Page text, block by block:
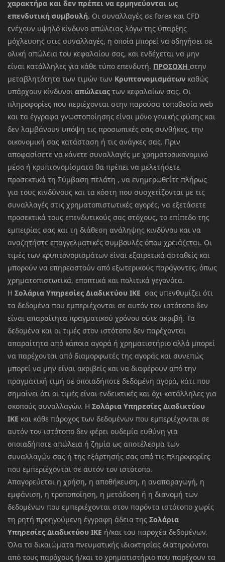
χαρακτήρα και δεν πρέπει να ερμηνεύονται ως
επενδυτική συμβουλή. Οι συναλλαγές σε forex και CFD
ενέχουν υψηλό κίνδυνο απώλειας λόγω της ύπαρξης
μόχλευσης στις συναλλαγές, η οποία μπορεί να οδηγήσει σε
ολική απώλεια του κεφαλαίου σας, και ενδέχεται να μην
είναι κατάλληλες για κάθε τύπο επενδυτή. ΠΡΟΣΟΧΗ στην
μεταβλητότητα των τιμών των Κρυπτονομισμάτων καθώς
υπάρχουν κίνδυνοι απώλειας των κεφαλαίων σας. Οι
πληροφορίες που περιέχονται στην παρούσα τοποθεσία web
και τα έγγραφα γνωστοποίησης είναι μόνο γενικής φύσης και
δεν λαμβάνουν υπόψη τις προσωπικές σας συνθήκες, την
οικονομική σας κατάσταση ή τις ανάγκες σας. Πριν
αποφασίσετε να κάνετε συναλλαγές με χρηματοοικονομικό
μέσο ή κρυπτονομίσματα θα πρέπει να μελετήσετε
προσεκτικά τη Σύμβαση πελάτη , να ενημερωθείτε πλήρως
για τους κινδύνους και τα κόστη που συσχετίζονται με τις
συναλλαγές στις χρηματοπιστωτικές αγορές, να εξετάσετε
προσεκτικά τους επενδυτικούς σας στόχους, το επίπεδο της
εμπειρίας σας και τη διάθεση ανάληψης κινδύνου και να
αναζητήστε επαγγελματικές συμβουλές όπου χρειάζεται. Οι
τιμές των κρυπτονομισμάτων είναι εξαιρετικά ασταθείς και
μπορούν να επηρεαστούν από εξωτερικούς παράγοντες, όπως
χρηματοπιστωτικά, εποπτικά και πολιτικά γεγονότα.
Η Σολάρια Υπηρεσίες Διαδικτύου ΙΚΕ σας υπενθυμίζει ότι
τα δεδομένα που εμπεριέχονται σε αυτόν τον ιστότοπο δεν
είναι απαραίτητα πραγματικού χρόνου ούτε ακριβή. Τα
δεδομένα και οι τιμές στον ιστότοπο δεν παρέχονται
απαραίτητα από κάποια αγορά ή χρηματιστήριο αλλά μπορεί
να παρέχονται από διαμορφωτές της αγοράς και συνεπώς
μπορεί να μην είναι ακριβείς και να διαφέρουν από την
πραγματική τιμή σε οποιαδήποτε δεδομένη αγορά, κάτι που
σημαίνει ότι οι τιμές είναι ενδεικτικές και όχι κατάλληλες για
σκοπούς συναλλαγών. Η Σολάρια Υπηρεσίες Διαδικτύου
ΙΚΕ και κάθε πάροχος των δεδομένων που εμπεριέχονται σε
αυτόν τον ιστότοπο δεν φέρει ουδεμία ευθύνη για
οποιαδήποτε απώλεια ή ζημία ως αποτέλεσμα των
συναλλαγών σας ή της εξάρτησής σας από τις πληροφορίες
που εμπεριέχονται σε αυτόν τον ιστότοπο.
Απαγορεύεται η χρήση, η αποθήκευση, η αναπαραγωγή, η
εμφάνιση, η τροποποίηση, η μετάδοση ή η διανομή των
δεδομένων που εμπεριέχονται στον παρόντα ιστότοπο χωρίς
τη ρητή προηγούμενη έγγραφη άδεια της Σολάρια
Υπηρεσίες Διαδικτύου ΙΚΕ ή/και του παροχέα δεδομένων.
Όλα τα δικαιώματα πνευματικής ιδιοκτησίας διατηρούνται
από τους παρόχους ή/και το χρηματιστήριο που παρέχουν τα